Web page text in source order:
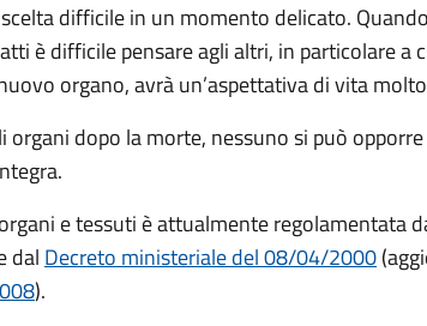
difficile in un momento delicato. Quando
è difficile pensare agli altri, in particolare a
organo, avrà un’aspettativa di vita
organi dopo la morte, nessuno si può
e tessuti è attualmente regolamentata
dal Decreto ministeriale del 08/04/2000
).